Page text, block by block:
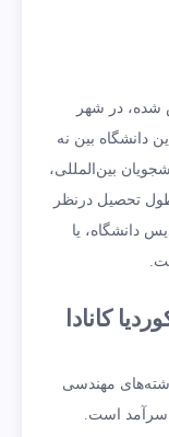
که در سال ۱۶۶۳ تأسیس شده، در شهر
دانشگاه بین نه
بین‌المللی،
تحصیل درنظر
دانشگاه، یا
کانادا
مهندسی
سرآمد است.